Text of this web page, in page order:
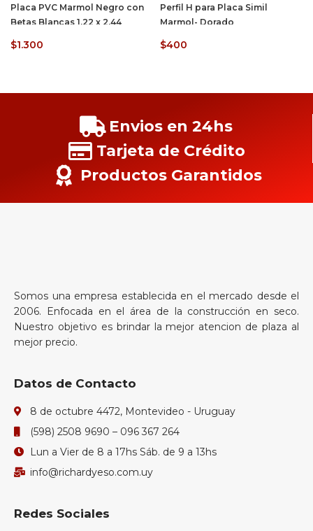
Placa PVC Marmol Negro con
Betas Blancas 1.22 x 2.44
$1.300
Perfil H para Placa Simil
Marmol- Dorado
$400
Envios en 24hs
Tarjeta de Crédito
Productos Garantidos
Somos una empresa establecida en el mercado desde el
2006. Enfocada en el área de la construcción en seco.
Nuestro objetivo es brindar la mejor atencion de plaza al
mejor precio.
Datos de Contacto
8 de octubre 4472, Montevideo - Uruguay
(598) 2508 9690 – 096 367 264
Lun a Vier de 8 a 17hs Sáb. de 9 a 13hs
info@richardyeso.com.uy
Redes Sociales